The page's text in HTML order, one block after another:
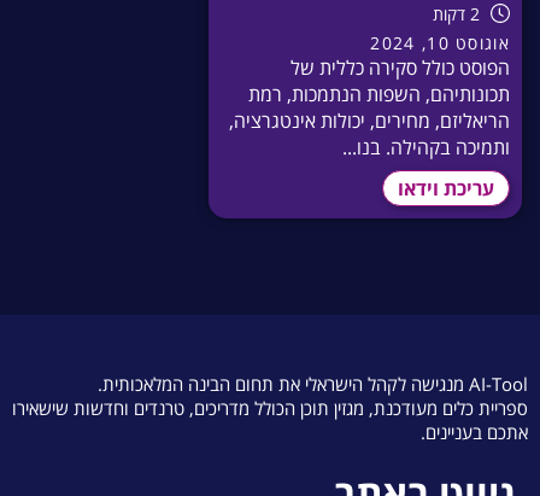
2 דקות
אוגוסט 10, 2024
הפוסט כולל סקירה כללית של
תכונותיהם, השפות הנתמכות, רמת
הריאליזם, מחירים, יכולות אינטגרציה,
ותמיכה בקהילה. בנו...
עריכת וידאו
AI-Tool מנגישה לקהל הישראלי את תחום הבינה המלאכותית.
ספריית כלים מעודכנת, מגזין תוכן הכולל מדריכים, טרנדים וחדשות שישאירו
אתכם בעניינים.